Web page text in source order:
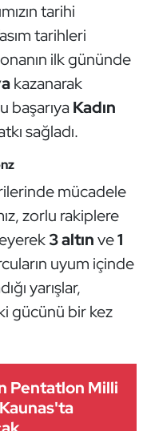
tarihi
tarihleri
ilk gününde
kazanarak
başarıya Kadın
sağladı.
mücadele
zorlu rakiplere
3 altınve1
uyum içinde
yarışlar,
gücünü bir kez
Pentatlon Milli
Kaunas'ta